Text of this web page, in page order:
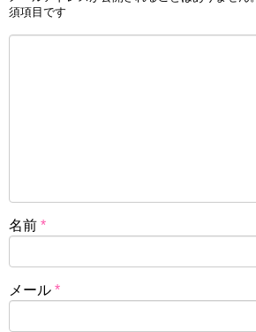
須項目です
名前 *
メール *